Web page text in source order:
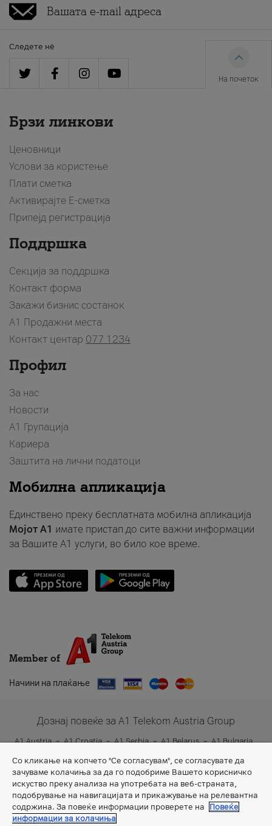
Следете нè
На почеток
Брзи линкови
Ценовници
Услови за користење
Плати сметка
Активирајте Е-сметка
Припејд регистрација
Поддршка
Секција за поддршка
Контакт форма
Закажи бизнис состанок
A1 Продажни места
Контакт центар 077 1234
Профил
За нас
Новости
А1 Групација
Кариера
Заштита на лични податоци
Мобилна апликација
Единствено преку бесплатната мобилна апликација
Мојот A1 имате пристап до сите важни информации
за Вашите A1 услуги, во било кое време.
Member of
Начини на плаќање
Дознај повеќе за A1 Telekom Austria Group
A1 Austria A1 Croatia A1 Serbia A1 Belarus
A1 Bulgaria
A1 Slovenia
A1 Digital
Со кликање на копчето "Се согласувам", се согласувате да
зачуваме колачиња за да го подобриме Вашето корисничко
искуство преку анализа на употребата на веб-страната,
подобрување на навигацијата и прикажување на релевантна
содржина. За повеќе информации проверете на
Повеќе
информации за колачиња